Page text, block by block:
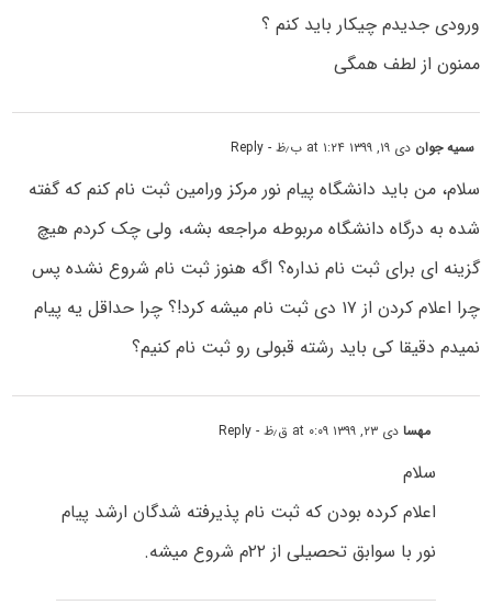
ورودی جدیدم چیکار باید کنم ؟
ممنون از لطف همگی
سمیه جوان دی ۱۹, ۱۳۹۹ at ۱:۲۴ ب٫ظ - Reply
سلام، من باید دانشگاه پیام نور مرکز ورامین ثبت نام کنم که گفته
شده به درگاه دانشگاه مربوطه مراجعه بشه، ولی چک کردم هیچ
گزینه ای برای ثبت نام نداره؟ اگه هنوز ثبت نام شروع نشده پس
چرا اعلام کردن از ۱۷ دی ثبت نام میشه کرد!؟ چرا حداقل یه پیام
نمیدم دقیقا کی باید رشته قبولی رو ثبت نام کنیم؟
مهسادی ۲۳, ۱۳۹۹ at ۰:۰۹ ق٫ظ - Reply
سلام
اعلام کرده بودن که ثبت نام پذیرفته شدگان ارشد پیام
نور با سوابق تحصیلی از ۲۲م شروع میشه.